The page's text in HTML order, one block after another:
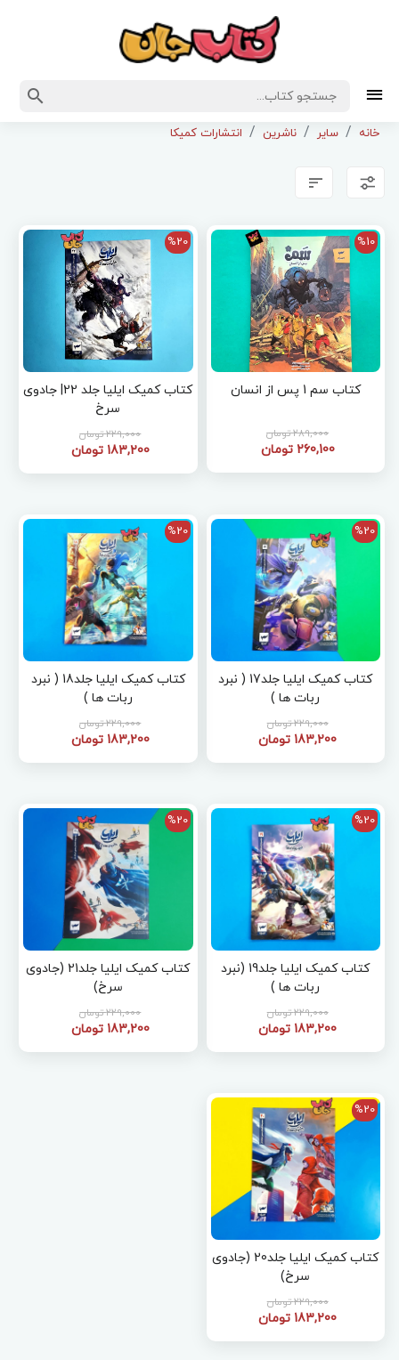
خانه سایر ناشرین انتشارات کمیکا
%10
کتاب سم 1 پس از انسان
289,000 تومان
260,100 تومان
%20
کتاب کمیک ایلیا جلد 22| جادوی
سرخ
229,000 تومان
183,200 تومان
%20
کتاب کمیک ایلیا جلد17 ( نبرد
ربات ها )
229,000 تومان
183,200 تومان
%20
کتاب کمیک ایلیا جلد18 ( نبرد
ربات ها )
229,000 تومان
183,200 تومان
%20
کتاب کمیک ایلیا جلد19 (نبرد
ربات ها )
229,000 تومان
183,200 تومان
%20
کتاب کمیک ایلیا جلد21 (جادوی
سرخ)
229,000 تومان
183,200 تومان
%20
کتاب کمیک ایلیا جلد20 (جادوی
سرخ)
229,000 تومان
183,200 تومان